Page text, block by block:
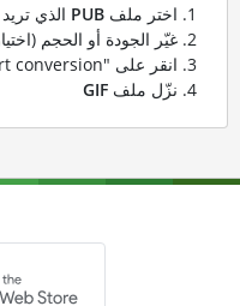
اختر ملف PUBالذي تريد
غيّر الجودة أو الحجم
انقر على "Start conversion" لتحويل ملفك من
نزّل ملف GIF